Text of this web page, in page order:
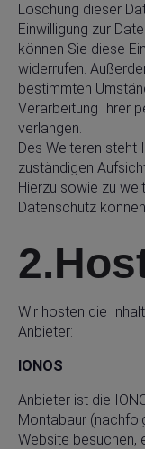
Löschung dieser
Einwilligung zur
können Sie diese
widerrufen.
bestimmten
Verarbeitung Ihrer
verlangen.
Des Weiteren steht
zuständigen
Hierzu sowie zu
Datenschutz
Wir hosten die
Anbieter:
IONOS
Anbieter ist die
Montabaur
Website besuchen,